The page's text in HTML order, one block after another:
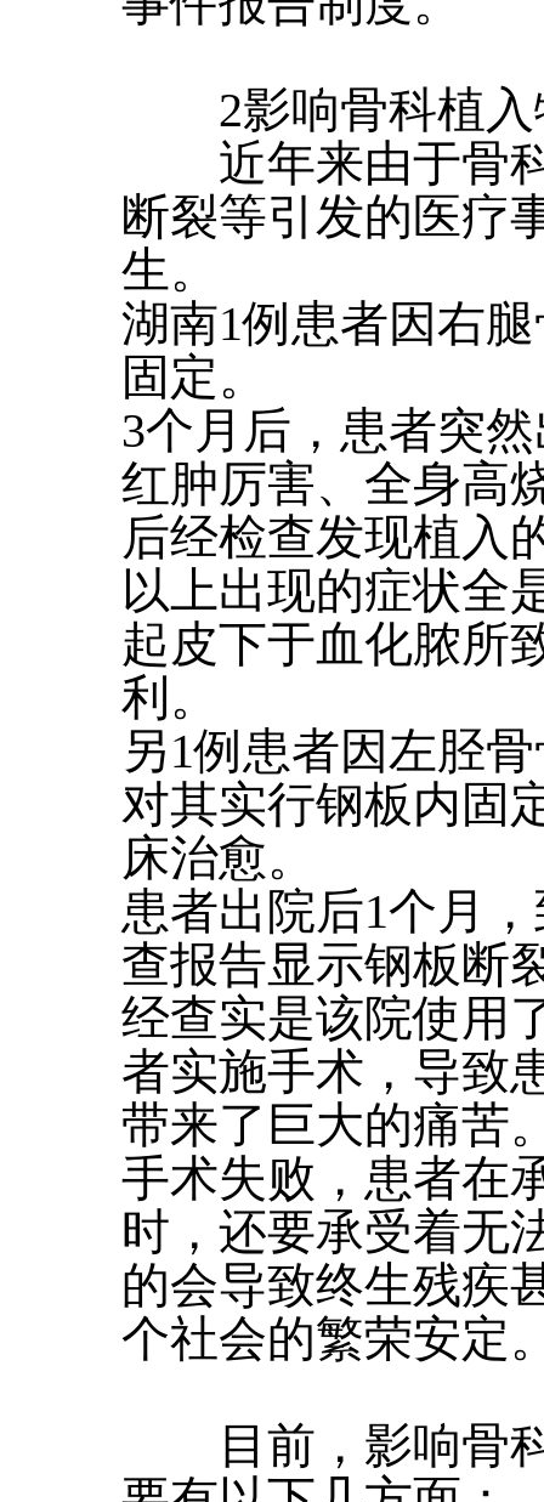
2影响骨科植入
近年来由于骨科
断裂等引发的医疗
生。
湖南1例患者因右
固定。
3个月后，患者突
红肿厉害、全身高
后经检查发现植入
以上出现的症状全
起皮下于血化脓所
利。
另1例患者因左胫
对其实行钢板内固
床治愈。
患者出院后1个月
查报告显示钢板断
经查实是该院使用
者实施手术，导致
带来了巨大的痛苦
手术失败，患者在
时，还要承受着无
的会导致终生残疾
个社会的繁荣安定
目前，影响骨科